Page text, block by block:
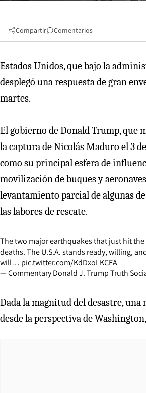
Compartir Comentarios
Estados Unidos, que bajo la
desplegó una respuesta de gran
martes.
El gobierno de Donald Trump, que
la captura de Nicolás Maduro el 3
como su principal esfera de
movilización de buques y
levantamiento parcial de algunas
las labores de rescate.
The two major earthquakes that just hit
deaths. The U.S.A. stands ready, willing,
will… pic.twitter.com/KdDxoLKCEA
— Commentary Donald J. Trump Truth
Dada la magnitud del desastre,
desde la perspectiva de